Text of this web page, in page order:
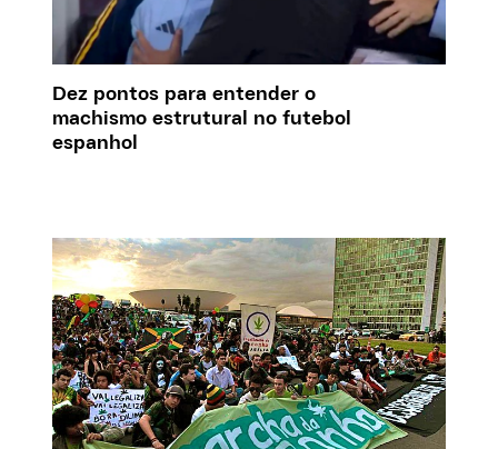
Dez pontos para entender o
machismo estrutural no futebol
espanhol